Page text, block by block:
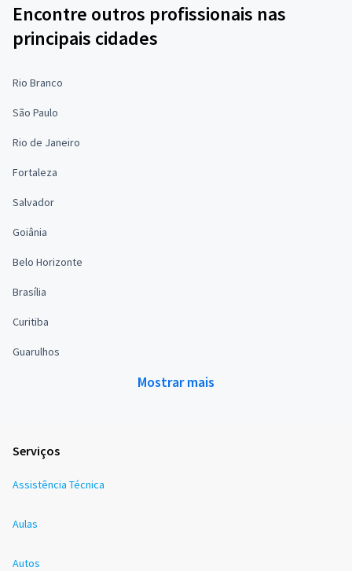
Encontre outros profissionais nas
principais cidades
Rio Branco
São Paulo
Rio de Janeiro
Fortaleza
Salvador
Goiânia
Belo Horizonte
Brasília
Curitiba
Guarulhos
Mostrar mais
Serviços
Assistência Técnica
Aulas
Autos